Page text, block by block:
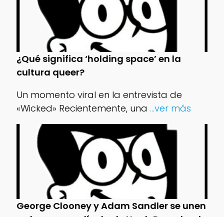
¿Qué significa ‘holding space’ en la
cultura queer?
Un momento viral en la entrevista de
«Wicked» Recientemente, una ...ver más
George Clooney y Adam Sandler se unen